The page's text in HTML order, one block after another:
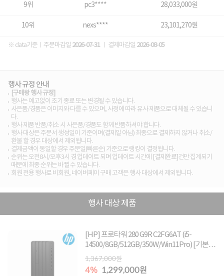
9위 pc3**** 28,033,000원
10위 nexs**** 23,101,270원
※ data기준ㅣ주문마감일 2026-07-31ㅣ 결제마감일 2026-08-05
행사 규정 안내
[구매왕 행사 규정]
행사는 예고없이 조기 종료 또는 변경될 수 있습니다.
사은품/경품은 이미지와 다를 수 있으며, 사정에 따라 유사 제품으로 대체될 수 있습니
다.
행사 제품 반품/취소 시 사은품/경품도 함께 반품하셔야 합니다.
행사 대상은 주문서 생성일이 기준이며(결제일 아님) 최종으로 결제하지 않거나 취소/
환불 할 경우 대상에서 제외됩니다.
결제금액이 동일할 경우 주문일(빠른순) 기준으로 랭킹이 결정됩니다.
순위는 오전8시/오후3시 경 업데이트 되며 업데이트 시간에 [결제완료]건만 집계되기
때문에 최종 순위는 바뀔 수 있습니다.
회원 전용 행사로 비회원, 네이버페이 구매 고객은 행사 대상에서 제외됩니다.
행사 대상 제품
[HP] 프로타워 280 G9R C2FG6AT (i5-
14500/8GB/512GB/350W/Win11Pro) [기본제
품]★오직 컴퓨존에서만, 여름맞이 HP 데스크
탑 한정특가!★
1,367,000원
4% 1,299,000원